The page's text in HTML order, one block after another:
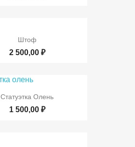
Штоф
2 500,00 ₽
Статуэтка Олень
1 500,00 ₽